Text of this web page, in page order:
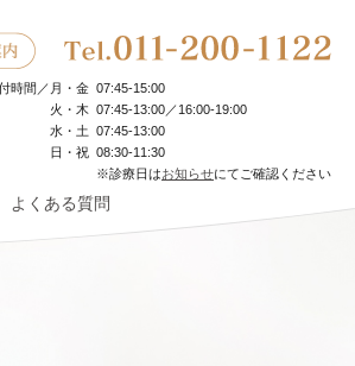
よくある質問
時間／ 月・金 07:45‐15:00
火・木 07:45‐13:00／16:00-19:00
水・土 07:45‐13:00
日・祝 08:30‐11:30
※診療日はお知らせにてご確認ください